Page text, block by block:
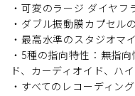
・可変のラージ ダイヤフ
・ダブル振動膜カプセル
・最高水準のスタジオマ
・5種の指向特性：無指
ド、カーディオイド、ハ
・すべてのレコーディン